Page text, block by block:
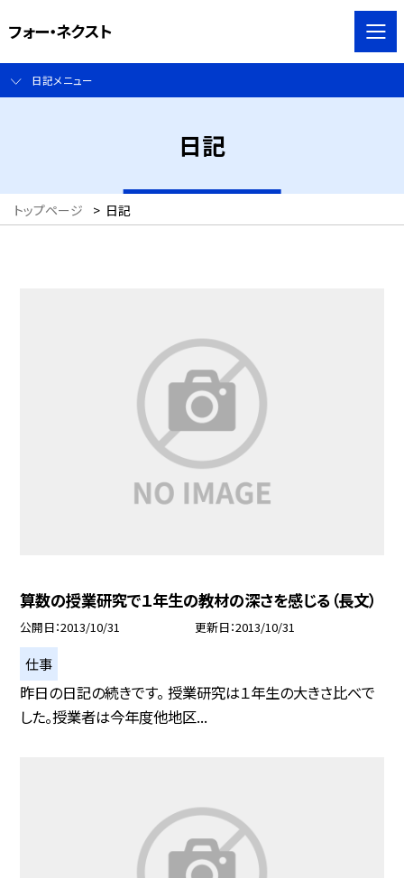
フォー・ネクスト
日記メニュー
日記
トップページ > 日記
算数の授業研究で１年生の教材の深さを感じる（長文）
公開日 2013/10/31 更新日 2013/10/31
仕事
昨日の日記の続きです。 授業研究は１年生の大きさ比べで
した。授業者は今年度他地区...